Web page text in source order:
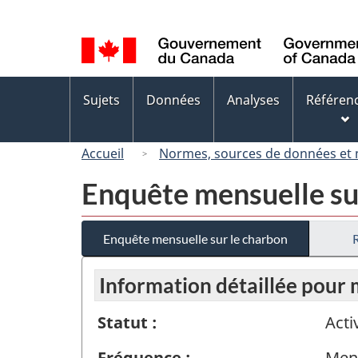
de
la
langue
des
Sujets Données Analyses
Accueil Normes, sources de données et
Enquête mensuelle
Enquête mensuelle sur le charbon
Information détaillée pour
Statut :